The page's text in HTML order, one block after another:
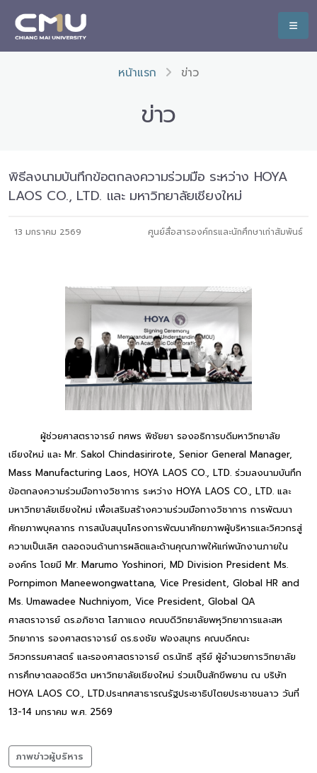
หน้าแรก ข่าว
ข่าว
พิธีลงนามบันทึกข้อตกลงความร่วมมือ ระหว่าง HOYA
LAOS CO., LTD. และ มหาวิทยาลัยเชียงใหม่
13 มกราคม 2569 ศูนย์สื่อสารองค์กรและนักศึกษาเก่าสัมพันธ์
ผู้ช่วยศาสตราจารย์ ทศพร พิชัยยา รองอธิการบดีมหาวิทยาลัย
เชียงใหม่ และ Mr. Sakol Chindasirirote, Senior General Manager,
Mass Manufacturing Laos, HOYA LAOS CO., LTD. ร่วมลงนามบันทึก
ข้อตกลงความร่วมมือทางวิชาการ ระหว่าง HOYA LAOS CO., LTD. และ
มหาวิทยาลัยเชียงใหม่ เพื่อเสริมสร้างความร่วมมือทางวิชาการ การพัฒนา
ศักยภาพบุคลากร การสนับสนุนโครงการพัฒนาศักยภาพผู้บริหารและวิศวกรสู่
ความเป็นเลิศ ตลอดจนด้านการผลิตและด้านคุณภาพให้แก่พนักงานภายใน
องค์กร โดยมี Mr. Marumo Yoshinori, MD Division President Ms.
Pornpimon Maneewongwattana, Vice President, Global HR and
Ms. Umawadee Nuchniyom, Vice President, Global QA
ศาสตราจารย์ ดร.อภิชาต โสภาแดง คณบดีวิทยาลัยพหุวิทยาการและสห
วิทยาการ รองศาสตราจารย์ ดร.ธงชัย ฟองสมุทร คณบดีคณะ
วิศวกรรมศาสตร์ และรองศาสตราจารย์ ดร.นัทธี สุรีย์ ผู้อำนวยการวิทยาลัย
การศึกษาตลอดชีวิต มหาวิทยาลัยเชียงใหม่ ร่วมเป็นสักขีพยาน ณ บริษัท
HOYA LAOS CO., LTD.ประเทศสาธารณรัฐประชาธิปไตยประชาชนลาว วันที่
13-14 มกราคม พ.ศ. 2569
ภาพข่าวผู้บริหาร